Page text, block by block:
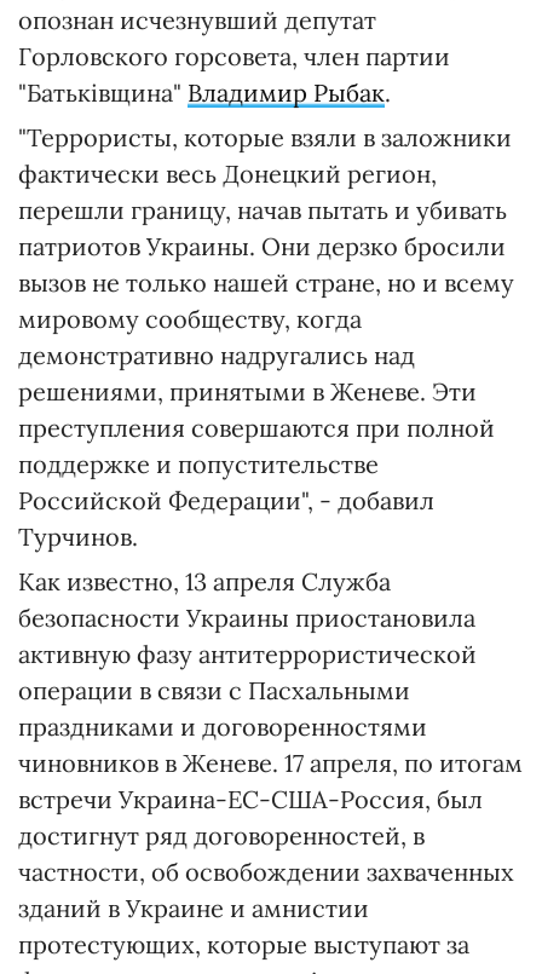
опознан исчезнувший депутат
Горловского горсовета, член партии
"Батькiвщина" Владимир Рыбак.
"Террористы, которые взяли в заложники
фактически весь Донецкий регион,
перешли границу, начав пытать и убивать
патриотов Украины. Они дерзко бросили
вызов не только нашей стране, но и всему
мировому сообществу, когда
демонстративно надругались над
решениями, принятыми в Женеве. Эти
преступления совершаются при полной
поддержке и попустительстве
Российской Федерации", - добавил
Турчинов.
Как известно, 13 апреля Служба
безопасности Украины приостановила
активную фазу антитеррористической
операции в связи с Пасхальными
праздниками и договоренностями
чиновников в Женеве. 17 апреля, по итогам
встречи Украина-ЕС-США-Россия, был
достигнут ряд договоренностей, в
частности, об освобождении захваченных
зданий в Украине и амнистии
протестующих, которые выступают за